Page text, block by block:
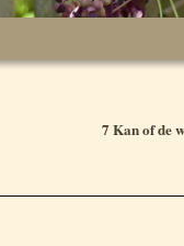
7 Kan of de